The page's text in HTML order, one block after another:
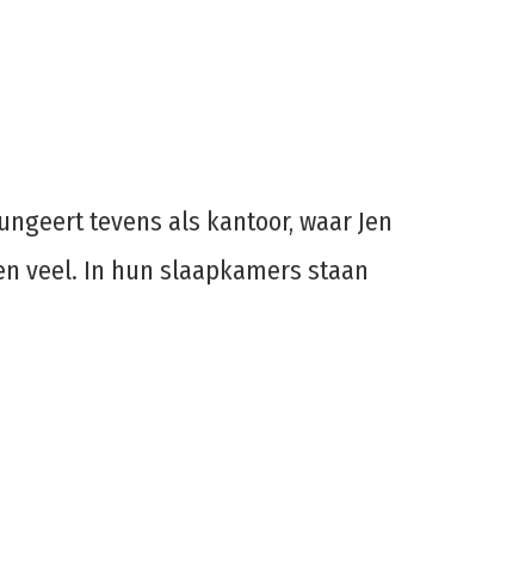
tevens als kantoor, waar Jen
veel. In hun slaapkamers staan